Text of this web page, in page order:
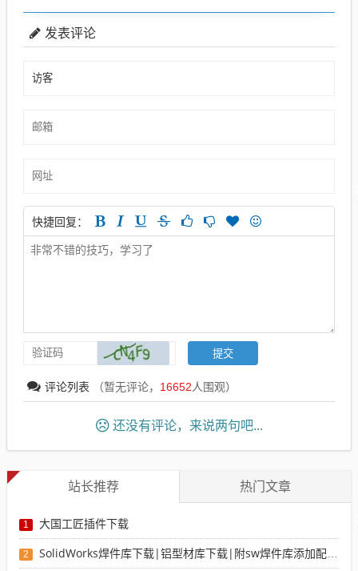
发表评论
快捷回复：
评论列表 （暂无评论， 16652人围观）
还没有评论，来说两句吧...
站长推荐 热门文章
1 大国工匠插件下载
2 SolidWorks焊件库下载|铝型材库下载|附sw焊件库添加配置使用教程